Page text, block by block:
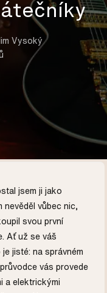
Vysoký
jsem ji jako
nevěděl vůbec nic,
svou první
Ať už se váš
jisté: na správném
vás provede
a elektrickými